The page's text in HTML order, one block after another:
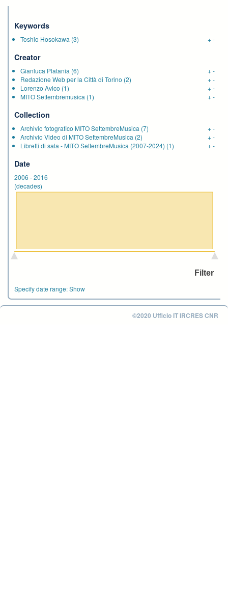
Keywords
Toshio Hosokawa (3) +-
Creator
Gianluca Platania (6) +-
Redazione Web per la Città di Torino (2) +-
Lorenzo Avico (1) +-
MITO Settembremusica (1) +-
Collection
Archivio fotografico MITO SettembreMusica (7) +-
Archivio Video di MITO SettembreMusica (2) +-
Libretti di sala - MITO SettembreMusica (2007-2024) (1) +-
Date
2006 -2016
(decades)
Specify date range:Show
©2020 Ufficio IT IRCRES CNR